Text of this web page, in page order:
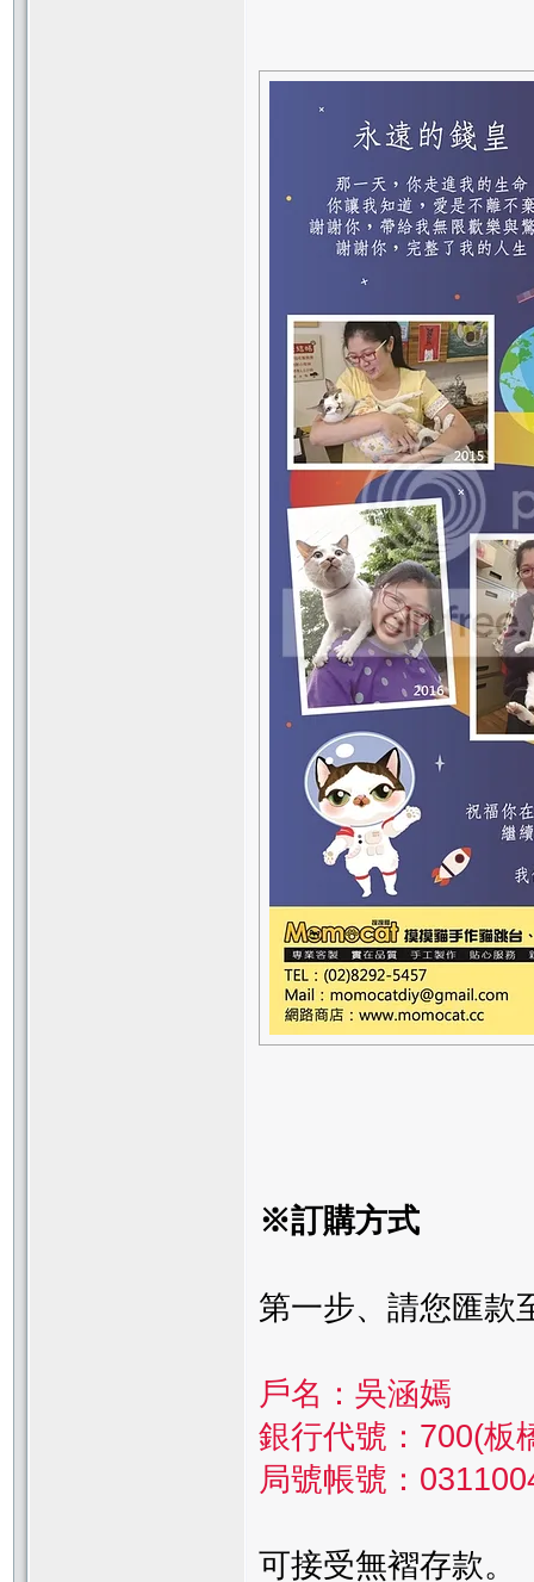
※訂購方式
第一步、請您匯款
戶名：吳涵嫣
銀行代號：700(板
局號帳號：
可接受無褶存款。